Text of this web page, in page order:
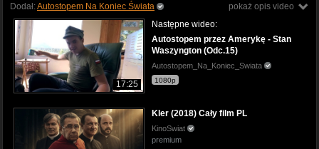
pokaż opis video
Dodał:Autostopem Na Koniec Świata
17:25
Następne wideo:
Autostopem przez Amerykę - Stan
Waszyngton (Odc.15)
Autostopem_Na_Koniec_Swiata
1080p
Kler (2018) Cały film PL
KinoSwiat
premium